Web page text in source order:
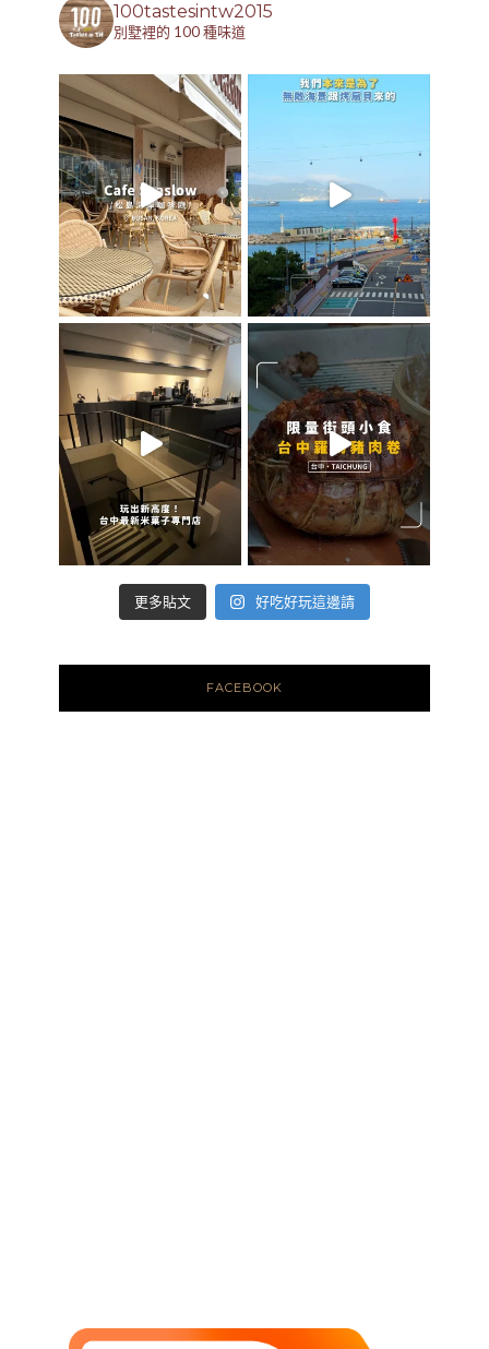
100tastesintw2015
別墅裡的 100 種味道
更多貼文 好吃好玩這邊請
FACEBOOK